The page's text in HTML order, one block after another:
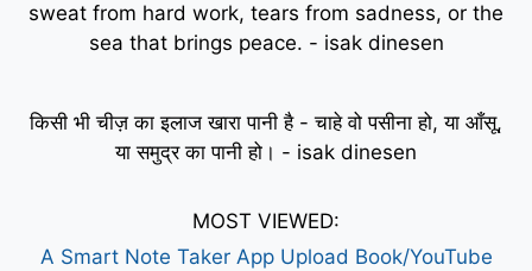
sweat from hard work, tears from sadness, or the
sea that brings peace. - isak dinesen
किसी भी चीज़ का इलाज खारा पानी है - चाहे वो पसीना हो, या आँसू,
या समुद्र का पानी हो। - isak dinesen
MOST VIEWED:
A Smart Note Taker App Upload Book/YouTube